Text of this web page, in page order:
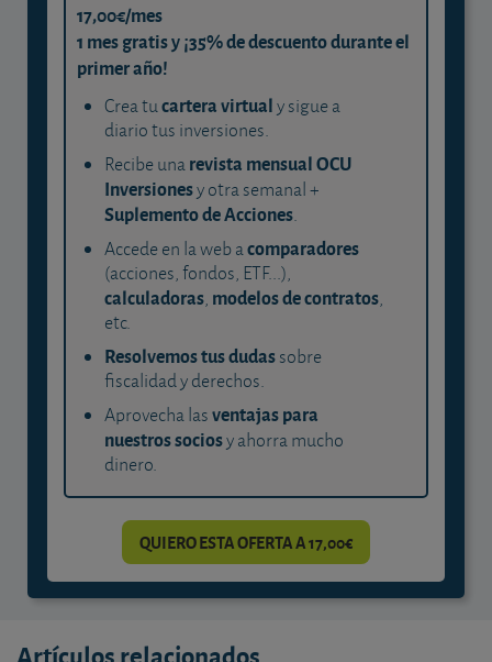
17,00€/mes
1 mes gratis y ¡35% de descuento durante el
primer año!
Crea tucartera virtualy sigue a
diario tus inversiones.
Recibe unarevista mensual OCU
Inversionesy otra semanal +
Suplemento de Acciones.
Accede en la web acomparadores
(acciones, fondos, ETF...),
calculadoras, modelos de contratos,
etc.
Resolvemos tus dudassobre
fiscalidad y derechos.
Aprovecha lasventajas para
nuestros sociosy ahorra mucho
dinero.
QUIERO ESTA OFERTA A 17,00€